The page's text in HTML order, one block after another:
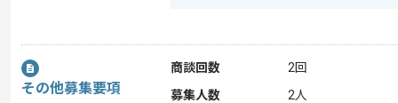
その他募集要項
商談回数
2回
募集人数
2人